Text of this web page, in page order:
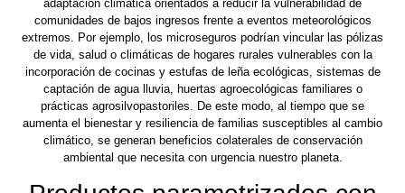
adaptación climática orientados a reducir la vulnerabilidad de
comunidades de bajos ingresos frente a eventos meteorológicos
extremos. Por ejemplo, los microseguros podrían vincular las pólizas
de vida, salud o climáticas de hogares rurales vulnerables con la
incorporación de cocinas y estufas de leña ecológicas, sistemas de
captación de agua lluvia, huertas agroecológicas familiares o
prácticas agrosilvopastoriles. De este modo, al tiempo que se
aumenta el bienestar y resiliencia de familias susceptibles al cambio
climático, se generan beneficios colaterales de conservación
ambiental que necesita con urgencia nuestro planeta.